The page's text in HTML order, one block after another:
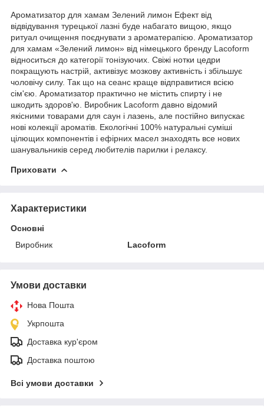
Ароматизатор для хамам Зелений лимон Ефект від
відвідування турецької лазні буде набагато вищою, якщо
ритуал очищення поєднувати з ароматерапією. Ароматизатор
для хамам «Зелений лимон» від німецького бренду Lacoform
відноситься до категорії тонізуючих. Свіжі нотки цедри
покращують настрій, активізує мозкову активність і збільшує
чоловічу силу. Так що на сеанс краще відправитися всією
сім'єю. Ароматизатор практично не містить спирту і не
шкодить здоров'ю. Виробник Lacoform давно відомий
якісними товарами для саун і лазень, але постійно випускає
нові колекції ароматів. Екологічні 100% натуральні суміші
цілющих компонентів і ефірних масел знаходять все нових
шанувальників серед любителів парилки і релаксу.
Приховати
Характеристики
Основні
Виробник
Lacoform
Умови доставки
Нова Пошта
Укрпошта
Доставка кур'єром
Доставка поштою
Всі умови доставки